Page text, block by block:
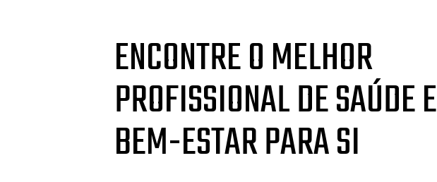
ENCONTRE O MELHOR
PROFISSIONAL DE SAÚDE E
BEM-ESTAR PARA SI